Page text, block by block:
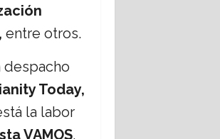
entre otros.
despacho
Today,
la labor
VAMOS,